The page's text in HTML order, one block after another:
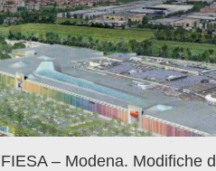
FIESA – Modena. Modifiche